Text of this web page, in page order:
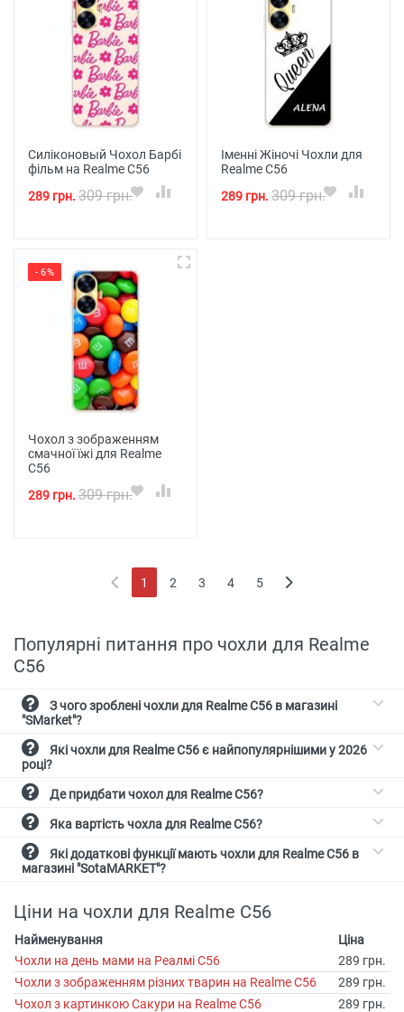
Силіконовый Чохол Барбі
фільм на Realme C56
289 грн. 309 грн.
Іменні Жіночі Чохли для
Realme C56
289 грн. 309 грн.
- 6%
Чохол з зображенням
смачної їжі для Realme
C56
289 грн. 309 грн.
1
(current)
2 3 4 5
Популярні питання про чохли для Realme
C56
"SMarket"?
році?
Де придбати чохол для Realme C56?
Яка вартість чохла для Realme C56?
магазині "SotaMARKET"?
Ціни на чохли для Realme C56
Найменування
Ціна
Чохли на день мами на Реалмі С56
289 грн.
Чохли з зображенням різних тварин на Realme C56
289 грн.
Чохол з картинкою Сакури на Realme C56
289 грн.